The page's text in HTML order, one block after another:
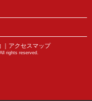
｜アクセスマップ
rights reserved.